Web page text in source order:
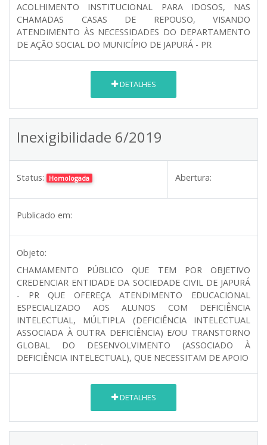
ACOLHIMENTO INSTITUCIONAL PARA IDOSOS, NAS
CHAMADAS CASAS DE REPOUSO, VISANDO
ATENDIMENTO ÀS NECESSIDADES DO DEPARTAMENTO
DE AÇÃO SOCIAL DO MUNICÍPIO DE JAPURÁ - PR
DETALHES
Inexigibilidade 6/2019
Status: Homologada Abertura:
Publicado em:
Objeto:
CHAMAMENTO PÚBLICO QUE TEM POR OBJETIVO
CREDENCIAR ENTIDADE DA SOCIEDADE CIVIL DE JAPURÁ
- PR QUE OFEREÇA ATENDIMENTO EDUCACIONAL
ESPECIALIZADO AOS ALUNOS COM DEFICIÊNCIA
INTELECTUAL, MÚLTIPLA (DEFICIÊNCIA INTELECTUAL
ASSOCIADA À OUTRA DEFICIÊNCIA) E/OU TRANSTORNO
GLOBAL DO DESENVOLVIMENTO (ASSOCIADO À
DEFICIÊNCIA INTELECTUAL), QUE NECESSITAM DE APOIO
DETALHES